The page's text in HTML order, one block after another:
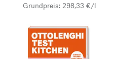
Grundpreis: 298,33 €/l